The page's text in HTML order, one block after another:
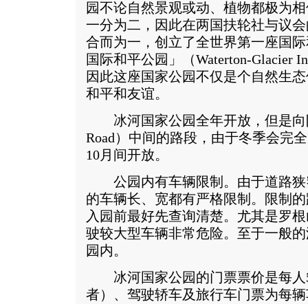
园不论自然景观或动、植物都极为
一分为二，因此在两国扶轮社与议
合而为一，创立了全世界第一座国
国际和平公园」（Waterton-Glacier
因此这座国家公园不仅是个自然生
和平和友谊。
冰河国家公园全年开放，但是向
Road）中间的路段，由于冬季会完
10月间开放。
公园内有车辆限制。由于道路狭
的车辆长、宽都有严格限制。限制
入园前最好先查询清楚。尤其是罗
驶较大型车辆非常危险。至于一般
园内。
冰河国家公园的门票票价是每人
者）、驾驶轿车及旅行车门票为每